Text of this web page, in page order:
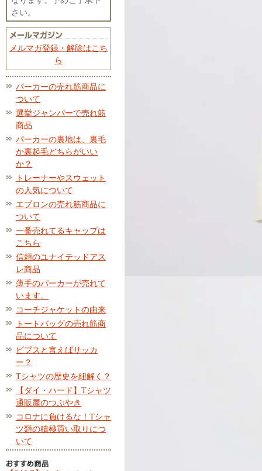
さい。
メルマガ登録・解除はこち
ら
パーカーの売れ筋商品に
ついて
選挙ジャンパーで売れ筋
商品
パーカーの裏地は、裏毛
か裏起毛どちらがいい
か？
トレーナーやスウェット
の人気について
エプロンの売れ筋商品に
ついて
一番売れてるキャップは
こちら
信頼のユナイテッドアス
レ商品
薄手のパーカーが売れて
います。
コーチジャケットの由来
トートバッグの売れ筋商
品について
ビブスと言えばサッカ
ー？
Tシャツの歴史を紐解く？
【ダイ・ハード】Tシャツ
通販屋のつぶやき
コロナに負けるな！Tシャ
ツ類の積極買い取りにつ
いて